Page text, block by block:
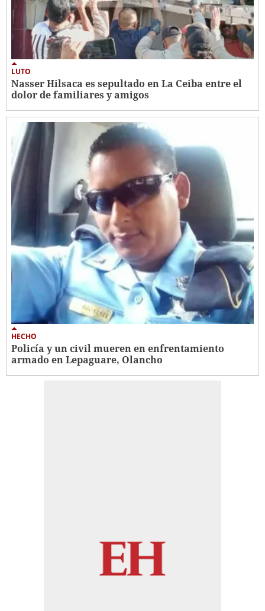
LUTO
Nasser Hilsaca es sepultado en La Ceiba entre el
dolor de familiares y amigos
HECHO
Policía y un civil mueren en enfrentamiento
armado en Lepaguare, Olancho